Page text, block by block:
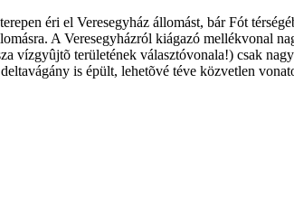
éri el Veresegyház állomást, bár Fót
A Veresegyházról kiágazó mellékvonal
vízgyûjtõ területének választóvonala!) csak
is épült, lehetõvé téve közvetlen